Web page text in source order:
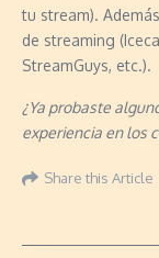
tu stream).
de streaming
StreamGuys, etc.).
¿Ya probaste
experiencia en los
Share this Article